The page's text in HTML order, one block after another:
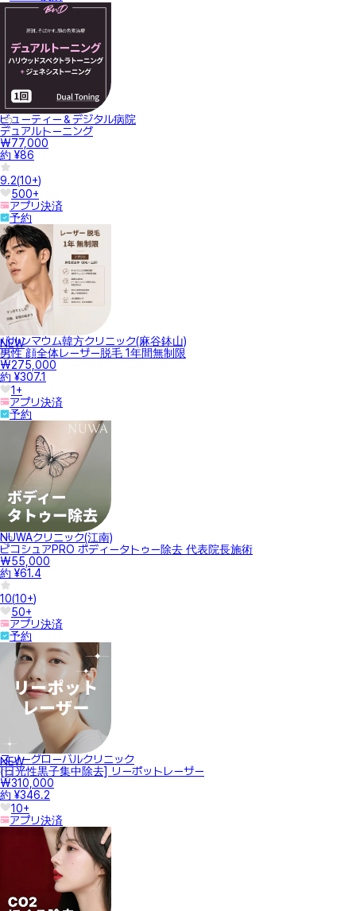
ビューティー＆デジタル病院
デュアルトーニング
₩77,000
約 ¥86
9.2(10+)
500+
アプリ決済
予約
NEW
バルンマウム韓方クリニック(麻谷鉢山)
男性 顔全体レーザー脱毛 1年間無制限
₩275,000
約 ¥307.1
1+
アプリ決済
予約
NUWAクリニック(江南)
ピコシュアPRO ボディータトゥー除去 代表院長施術
₩55,000
約 ¥61.4
10(10+)
50+
アプリ決済
予約
NEW
スノーグローバルクリニック
[日光性黒子集中除去] リーポットレーザー
₩310,000
約 ¥346.2
10+
アプリ決済